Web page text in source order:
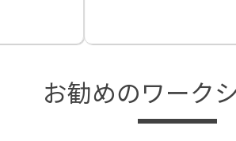
お勧めのワーク